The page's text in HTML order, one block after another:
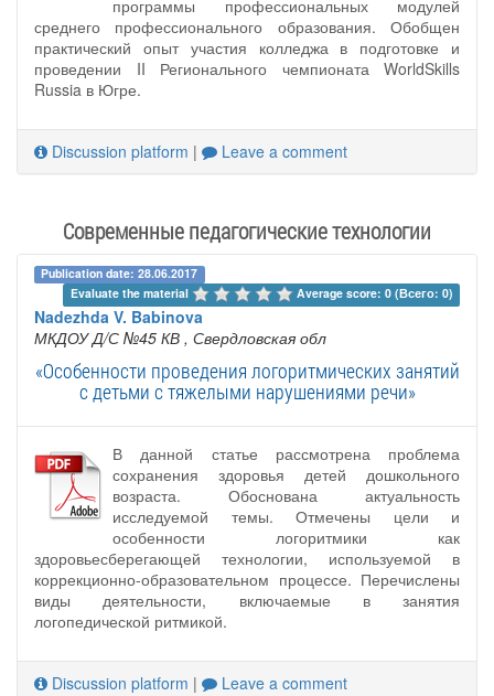
программы профессиональных модулей
среднего профессионального образования. Обобщен
практический опыт участия колледжа в подготовке и
проведении II Регионального чемпионата WorldSkills
Russia в Югре.
Discussion platform | Leave a comment
Современные педагогические технологии
Publication date: 28.06.2017
Evaluate the material
Average score: 0 (Всего: 0)
Nadezhda V. Babinova
МКДОУ Д/С №45 КВ , Свердловская обл
«Особенности проведения логоритмических занятий
с детьми с тяжелыми нарушениями речи»
В данной статье рассмотрена проблема
сохранения здоровья детей дошкольного
возраста. Обоснована актуальность
исследуемой темы. Отмечены цели и
особенности логоритмики как
здоровьесберегающей технологии, используемой в
коррекционно-образовательном процессе. Перечислены
виды деятельности, включаемые в занятия
логопедической ритмикой.
Discussion platform | Leave a comment